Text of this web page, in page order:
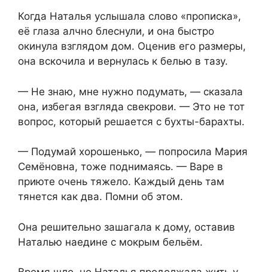
Когда Наталья услышала слово «прописка»,
её глаза алчно блеснули, и она быстро
окинула взглядом дом. Оценив его размеры,
она вскочила и вернулась к белью в тазу.
— Не знаю, мне нужно подумать, — сказала
она, избегая взгляда свекрови. — Это не тот
вопрос, который решается с бухты-барахты.
— Подумай хорошенько, — попросила Мария
Семёновна, тоже поднимаясь. — Варе в
приюте очень тяжело. Каждый день там
тянется как два. Помни об этом.
Она решительно зашагала к дому, оставив
Наталью наедине с мокрым бельём.